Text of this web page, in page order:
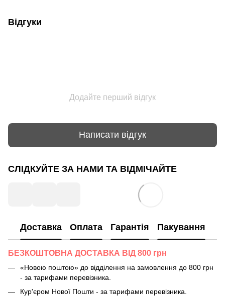
Відгуки
Додайте перший відгук
Написати відгук
СЛІДКУЙТЕ ЗА НАМИ ТА ВІДМІЧАЙТЕ
Доставка Оплата Гарантія Пакування
БЕЗКОШТОВНА ДОСТАВКА ВІД 800 грн
«Новою поштою» до відділення на замовлення до 800 грн
- за тарифами перевізника.
Кур'єром Нової Пошти - за тарифами перевізника.